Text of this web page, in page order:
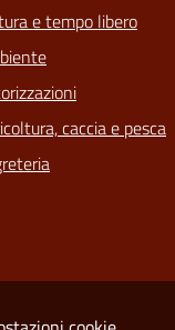
e tempo libero
caccia e pesca